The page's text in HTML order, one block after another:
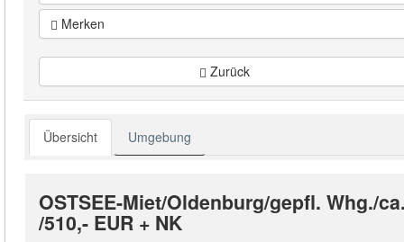
Merken
Zurück
Übersicht Umgebung
OSTSEE-Miet/Oldenburg/gepfl. Whg./
/510,- EUR + NK